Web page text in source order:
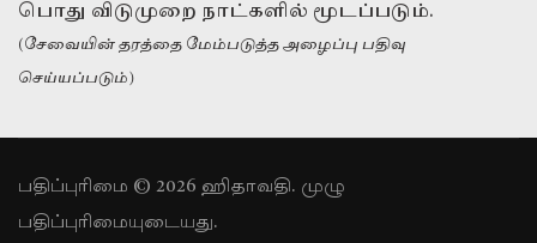
பொது விடுமுறை நாட்களில் மூடப்படும்.
(சேவையின் தரத்தை மேம்படுத்த அழைப்பு பதிவு
செய்யப்படும்)
பதிப்புரிமை © 2026 ஹிதாவதி. முழு
பதிப்புரிமையுடையது.